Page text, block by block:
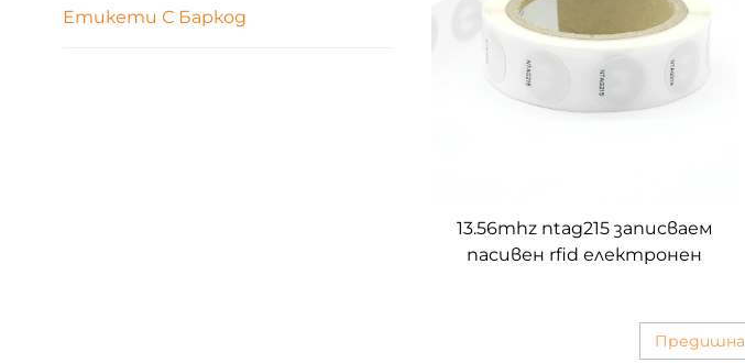
Етикети С Баркод
13.56mhz ntag215 записваем
пасивен rfid електронен
Предишна